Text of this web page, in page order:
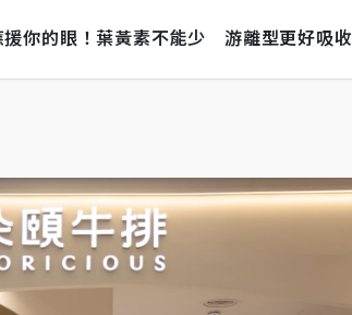
援你的眼！葉黃素不能少 游離型更好吸收